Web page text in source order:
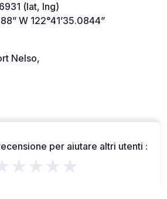
(lat, lng)
W 122°41’35.0844”
Nelso,
per aiutare altri utenti :